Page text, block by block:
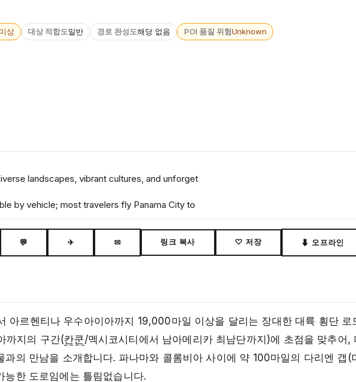
상 대상 적합도일반 경로 완성도해당 없음 POI 품질 위험Unknown
landscapes, vibrant cultures, and unforget
by vehicle; most travelers fly Panama City to
💬 ✈ ✉ 링크 복사 ♡ 저장 ⬇ 오프라인
아르헨티나 우수아이아까지 19,000마일 이상을 달리는 장대한 대륙 횡단 로
까지의 구간(칸쿤/멕시코시티에서 남아메리카 최남단까지)에 초점을 맞추어,
의 만남을 소개합니다. 파나마와 콜롬비아 사이에 약 100마일의 다리엔 갭(
한 도로임에는 틀림없습니다.